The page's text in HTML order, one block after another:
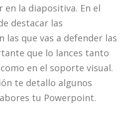
la diapositiva. En el
destacar las
las que vas a defender las
que lo lances tanto
en el soporte visual.
te detallo algunos
tu Powerpoint.